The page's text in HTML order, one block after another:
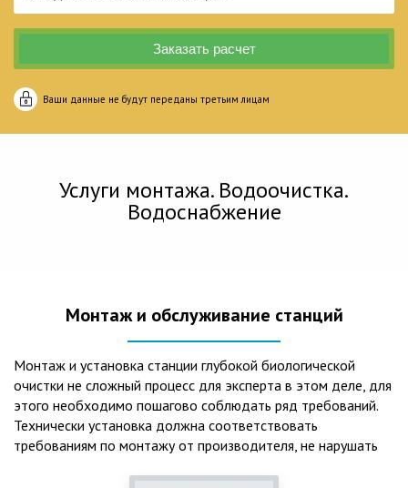
Ваши данные не будут переданы третьим лицам
Услуги монтажа. Водоочистка.
Водоснабжение
Монтаж и обслуживание станций
Монтаж и установка станции глубокой биологической
очистки не сложный процесс для эксперта в этом деле, для
этого необходимо пошагово соблюдать ряд требований.
Технически установка должна соответствовать
требованиям по монтажу от производителя, не нарушать